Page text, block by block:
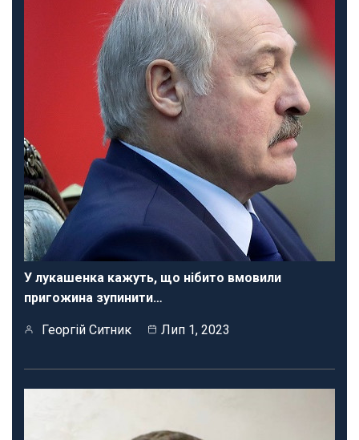
У лукашенка кажуть, що нібито вмовили
пригожина зупинити…
Георгій Ситник Лип 1, 2023